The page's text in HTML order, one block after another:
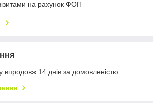
на рахунок ФОП
впродовж 14 днів за домовленістю